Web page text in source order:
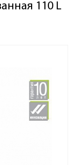
110 L